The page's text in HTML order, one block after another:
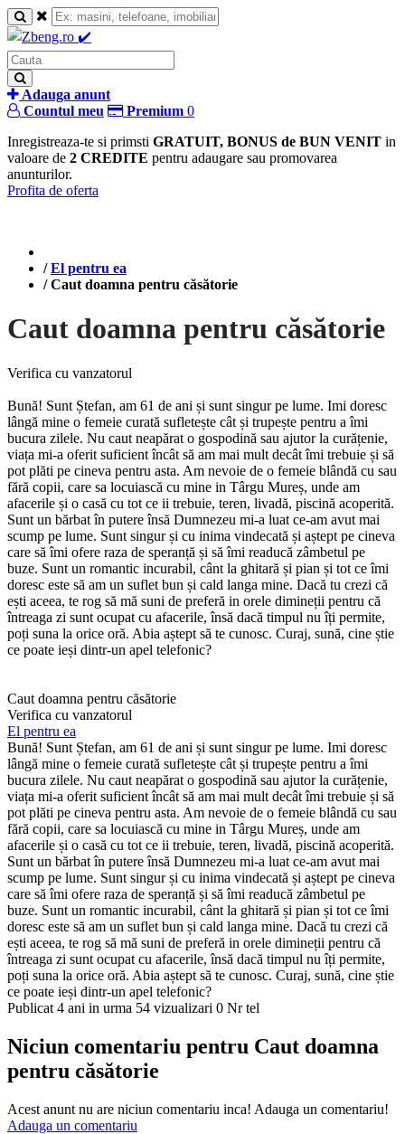
Adauga anunt
Countul meu
Premium 0
Inregistreaza-te si primsti GRATUIT, BONUS de BUN VENIT in
valoare de 2 CREDITE pentru adaugare sau promovarea
anunturilor.
Profita de oferta
/ El pentru ea
/ Caut doamna pentru căsătorie
Caut doamna pentru căsătorie
Verifica cu vanzatorul
Bună! Sunt Ștefan, am 61 de ani și sunt singur pe lume. Imi doresc
lângă mine o femeie curată sufletește cât și trupește pentru a îmi
bucura zilele. Nu caut neapărat o gospodină sau ajutor la curățenie,
viața mi-a oferit suficient încât să am mai mult decât îmi trebuie și să
pot plăti pe cineva pentru asta. Am nevoie de o femeie blândă cu sau
fără copii, care sa locuiască cu mine in Târgu Mureș, unde am
afacerile și o casă cu tot ce ii trebuie, teren, livadă, piscină acoperită.
Sunt un bărbat în putere însă Dumnezeu mi-a luat ce-am avut mai
scump pe lume. Sunt singur și cu inima vindecată și aștept pe cineva
care să îmi ofere raza de speranță și să îmi readucă zâmbetul pe
buze. Sunt un romantic incurabil, cânt la ghitară și pian și tot ce îmi
doresc este să am un suflet bun și cald langa mine. Dacă tu crezi că
ești aceea, te rog să mă suni de preferă in orele dimineții pentru că
întreaga zi sunt ocupat cu afacerile, însă dacă timpul nu îți permite,
poți suna la orice oră. Abia aștept să te cunosc. Curaj, sună, cine știe
ce poate ieși dintr-un apel telefonic?
Caut doamna pentru căsătorie
Verifica cu vanzatorul
El pentru ea
Bună! Sunt Ștefan, am 61 de ani și sunt singur pe lume. Imi doresc
lângă mine o femeie curată sufletește cât și trupește pentru a îmi
bucura zilele. Nu caut neapărat o gospodină sau ajutor la curățenie,
viața mi-a oferit suficient încât să am mai mult decât îmi trebuie și să
pot plăti pe cineva pentru asta. Am nevoie de o femeie blândă cu sau
fără copii, care sa locuiască cu mine in Târgu Mureș, unde am
afacerile și o casă cu tot ce ii trebuie, teren, livadă, piscină acoperită.
Sunt un bărbat în putere însă Dumnezeu mi-a luat ce-am avut mai
scump pe lume. Sunt singur și cu inima vindecată și aștept pe cineva
care să îmi ofere raza de speranță și să îmi readucă zâmbetul pe
buze. Sunt un romantic incurabil, cânt la ghitară și pian și tot ce îmi
doresc este să am un suflet bun și cald langa mine. Dacă tu crezi că
ești aceea, te rog să mă suni de preferă in orele dimineții pentru că
întreaga zi sunt ocupat cu afacerile, însă dacă timpul nu îți permite,
poți suna la orice oră. Abia aștept să te cunosc. Curaj, sună, cine știe
ce poate ieși dintr-un apel telefonic?
Publicat 4 ani in urma 54 vizualizari 0 Nr tel
Niciun comentariu pentru Caut doamna
pentru căsătorie
Acest anunt nu are niciun comentariu inca! Adauga un comentariu!
Adauga un comentariu